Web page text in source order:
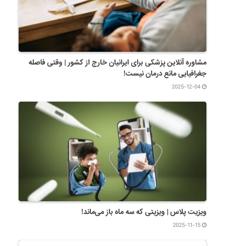
مشاوره آنلاین پزشکی برای ایرانیان خارج از کشور | وقتی فاصله
جغرافیایی مانع درمان نیست!
2025-12-04
ویزیت پلاس | ویزیتی که سه ماه باز می‌ماند!
2025-11-15